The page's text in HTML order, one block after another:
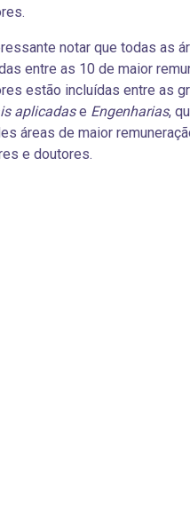
notar que todas as
entre as 10 de maior
estão incluídas entre as
aplicadase Engenharias,
áreas de maior
e doutores.